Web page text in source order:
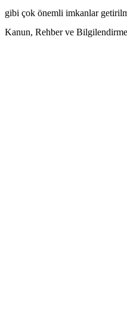
gibi çok önemli imkanlar
Kanun, Rehber ve